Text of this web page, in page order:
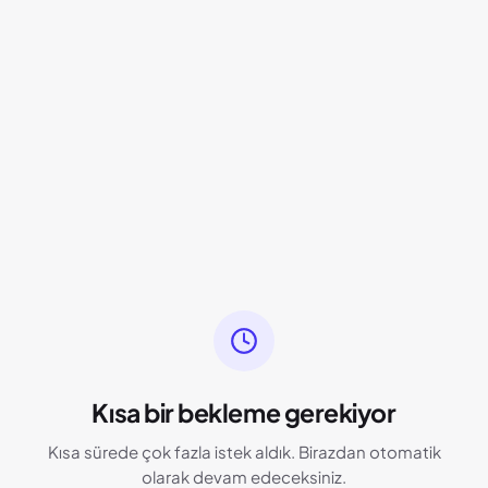
Kısa bir bekleme gerekiyor
Kısa sürede çok fazla istek aldık. Birazdan otomatik
olarak devam edeceksiniz.